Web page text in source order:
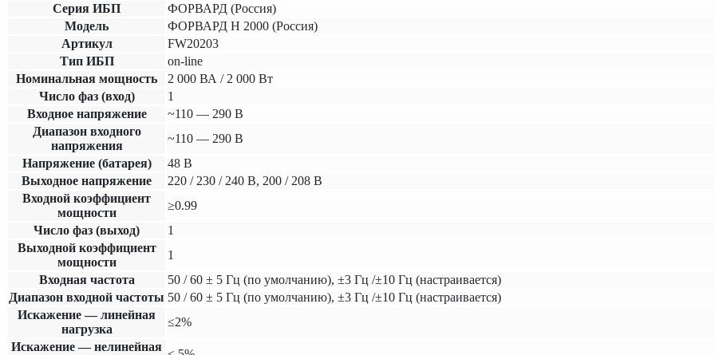
Серия ИБП
ФОРВАРД (Россия)
Модель
ФОРВАРД Н 2000 (Россия)
Артикул
FW20203
Тип ИБП
on-line
Номинальная мощность
2 000 ВА / 2 000 Вт
Число фаз (вход)
1
Входное напряжение
~110 — 290 В
Диапазон входного
напряжения
~110 — 290 В
Напряжение (батарея)
48 В
Выходное напряжение
220 / 230 / 240 В, 200 / 208 В
Входной коэффициент
мощности
≥0.99
Число фаз (выход)
1
Выходной коэффициент
мощности
1
Входная частота
50 / 60 ± 5 Гц (по умолчанию), ±3 Гц /±10 Гц (настраивается)
Диапазон входной частоты 50 / 60 ± 5 Гц (по умолчанию), ±3 Гц /±10 Гц (настраивается)
Искажение — линейная
нагрузка
≤2%
Искажение — нелинейная